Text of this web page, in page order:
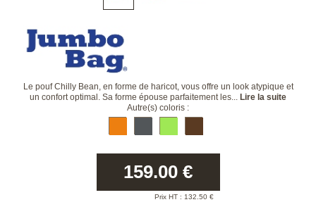
Le pouf Chilly Bean, en forme de haricot, vous offre un look atypique et
un confort optimal. Sa forme épouse parfaitement les... Lire la suite
Autre(s) coloris :
159.00 €
Prix HT : 132.50 €